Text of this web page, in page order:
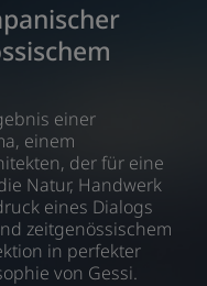
einer
einem
der für eine
Natur, Handwerk
eines Dialogs
zeitgenössischem
in perfekter
von Gessi.